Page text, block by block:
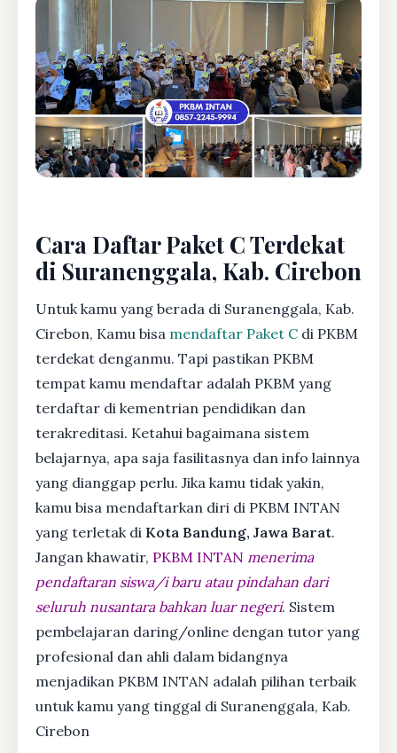
Cara Daftar Paket C Terdekat
di Suranenggala, Kab. Cirebon
Untuk kamu yang berada di Suranenggala, Kab.
Cirebon, Kamu bisa mendaftar Paket C di PKBM
terdekat denganmu. Tapi pastikan PKBM
tempat kamu mendaftar adalah PKBM yang
terdaftar di kementrian pendidikan dan
terakreditasi. Ketahui bagaimana sistem
belajarnya, apa saja fasilitasnya dan info lainnya
yang dianggap perlu. Jika kamu tidak yakin,
kamu bisa mendaftarkan diri di PKBM INTAN
yang terletak di Kota Bandung, Jawa Barat.
Jangan khawatir, PKBM INTAN menerima
pendaftaran siswa/i baru atau pindahan dari
seluruh nusantara bahkan luar negeri. Sistem
pembelajaran daring/online dengan tutor yang
profesional dan ahli dalam bidangnya
menjadikan PKBM INTAN adalah pilihan terbaik
untuk kamu yang tinggal di Suranenggala, Kab.
Cirebon